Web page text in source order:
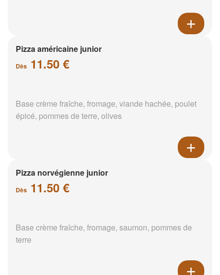
Pizza américaine junior
Dès 11.50 €
Base crème fraîche, fromage, viande hachée, poulet
épicé, pommes de terre, olives
Pizza norvégienne junior
Dès 11.50 €
Base crème fraîche, fromage, saumon, pommes de
terre